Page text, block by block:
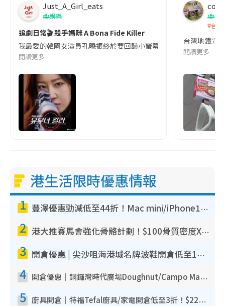
Just_A_Girl_eats
娛樂
追劇日常🎬 殺手媽咪 A Bona Fide Killer
我最愛的韓國女演員孔曉振終於要回歸小螢幕啦!這次的劇本改編
閱讀更多
co
吹
台灣
台灣地鐵宣
閱讀更多
港生活限時優惠情報
1 豐澤優惠勁減低至44折！Mac mini/iPhone17Pro大減價！廚房家電$220起
2 港大推賽馬會強化骨骼計劃！$100骨質密度X光檢查 完成免費運動訓練送超市禮券！附參加資格
3 開倉優惠 | 尖沙咀海港城名牌波鞋開倉低至1折！On鞋$899起／Joy&Peace鞋履$98起
4 開倉優惠｜銅鑼灣時代廣場Doughnut/Campo Marzio開倉低至1折！背囊、書包、手袋劈價$200起
5 廚具開倉｜特福Tefal廚具/家電開倉低至3折！$220起買平底鍋/炒鑊/湯煲！電飯煲/吸塵機/燙斗$418起